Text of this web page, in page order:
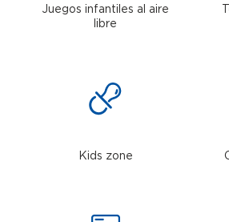
Juegos infantiles al aire
libre
Kids zone